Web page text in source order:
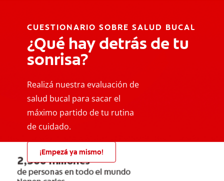
CUESTIONARIO SOBRE SALUD BUCAL
¿Qué hay detrás de tu
sonrisa?
Realizá nuestra evaluación de
salud bucal para sacar el
máximo partido de tu rutina
de cuidado.
¡Empezá ya mismo!